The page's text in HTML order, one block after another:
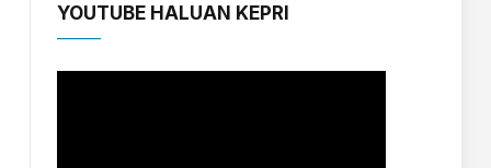
YOUTUBE HALUAN KEPRI